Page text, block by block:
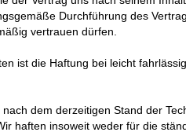
Durchführung des
vertrauen dürfen.
ist die Haftung bei leicht
dem derzeitigen Stand der
haften insoweit weder für die